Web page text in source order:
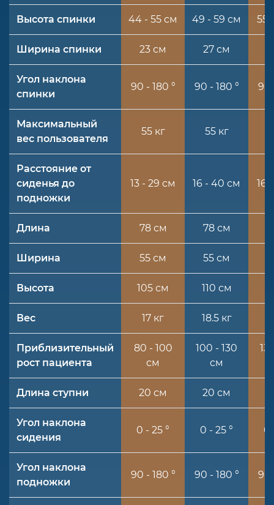
Высота спинки 44 - 55 см 49 - 59 см 55
Ширина спинки 23 см 27 см
Угол наклона
спинки
90 - 180 ° 90 - 180 ° 90
Максимальный
вес пользователя
55 кг 55 кг
Расстояние от
сиденья до
подножки
13 - 29 см 16 - 40 см 16
Длина 78 см 78 см
Ширина 55 см 55 см
Высота 105 см 110 см
Вес 17 кг 18.5 кг
Приблизительный
рост пациента
80 - 100
см
100 - 130
см
Длина ступни 20 см 20 см
Угол наклона
сидения
0 - 25 ° 0 - 25 ° 0
Угол наклона
подножки
90 - 180 ° 90 - 180 ° 90